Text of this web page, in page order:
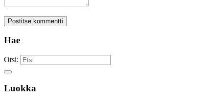
Postitse kommentti
Hae
Otsi:
Luokka